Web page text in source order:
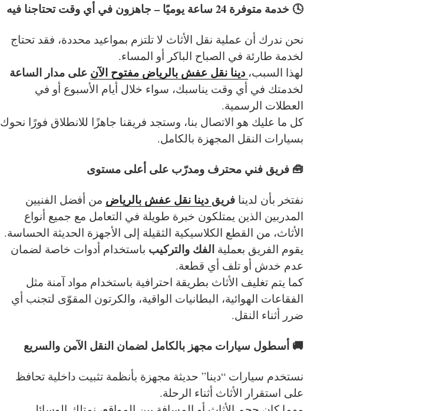
🕓 خدمة متوفرة 24 ساعة يوميًا – جاهزون في أي وقت تحتاجنا فيه
نحن ندرك أن عملية نقل الأثاث لا تلتزم بمواعيد محددة، فقد تحتاج
لخدمة طارئة في الصباح الباكر أو المساء.
لهذا السبب، دينا نقل عفش بالرياض مفتوح الآن على مدار الساعة
لخدمتك في أي وقت يناسبك، سواء خلال أيام الأسبوع أو في
العطلات الرسمية.
كل ما عليك هو الاتصال بنا، وستجد فريقنا جاهزًا للانطلاق فورًا نحوك
بسيارات النقل المجهزة بالكامل.
🧰 فريق فني محترف ومدرّب على أعلى مستوى
نفتخر بأن لدينا فريق دينا نقل عفش بالرياض من أفضل الفنيين
المدربين الذين يمتلكون خبرة طويلة في التعامل مع جميع أنواع
الأثاث، من القطع الكلاسيكية الثقيلة إلى الأجهزة الحديثة الحساسة.
يقوم الفريق بعملية الفك والتركيب باستخدام أدوات خاصة لضمان
عدم خدش أو تلف أي قطعة.
كما يتم تغليف الأثاث بطريقة احترافية باستخدام مواد آمنة مثل
الفقاعات الهوائية، البطانيات الواقية، والكرتون المقوّى لتجنب أي
ضرر أثناء النقل.
🚚 أسطول سيارات مجهز بالكامل لضمان النقل الآمن والسريع
نستخدم سيارات “دينا” حديثة مجهزة بأنظمة تثبيت داخلية تحافظ
على استقرار الأثاث أثناء الرحلة.